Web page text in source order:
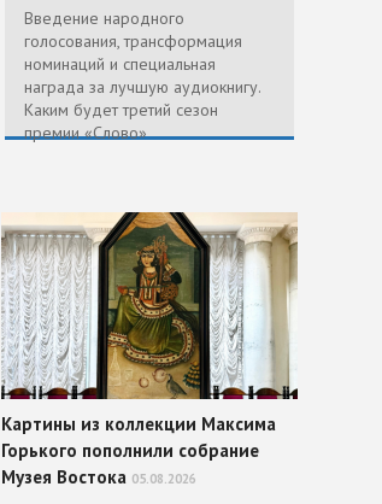
Введение народного
голосования, трансформация
номинаций и специальная
награда за лучшую аудиокнигу.
Каким будет третий сезон
премии «Слово»
Картины из коллекции Максима
Горького пополнили собрание
Музея Востока 05.08.2026